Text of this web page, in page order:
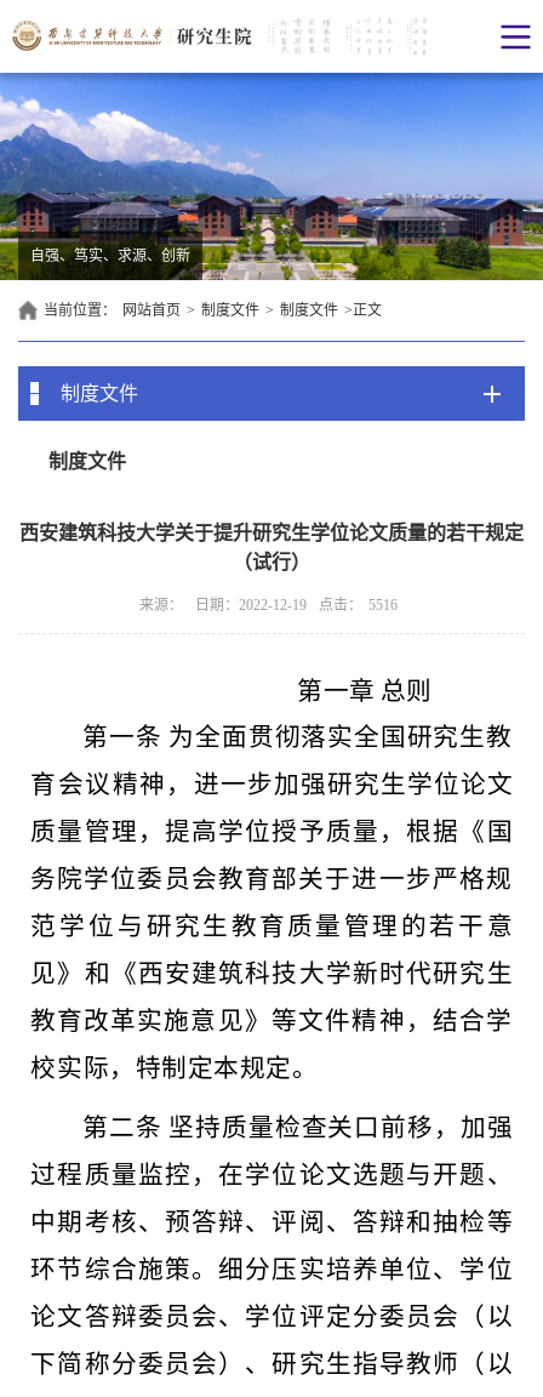
自强、笃实、求源、创新
当前位置： 网站首页 > 制度文件 > 制度文件 >正文
制度文件
制度文件
西安建筑科技大学关于提升研究生学位论文质量的若干规定
（试行）
来源： 日期：2022-12-19 点击： 5516
第一章 总则
第一条 为全面贯彻落实全国研究生教
育会议精神，进一步加强研究生学位论文
质量管理，提高学位授予质量，根据《国
务 院学位委员会教育部关于进一步严格规
范学位与研究生教育质量管理的若干意
见》和《西安建筑科技大学新时代研究生
教育改革实施意见》等文件精神，结合学
校实际， 特制定本规定。
第二条 坚持质量检查关口前移，加强
过程质量监控，在学位论文选题与开题、
中期考核、预答辩、评阅、答辩和抽检等
环节综合施策。细分压实培养单位、学位
论文答辩委员会、学位评定分委员会（以
下简称分委员会）、研究生指导教师（以